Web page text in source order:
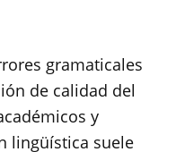
gramaticales
de calidad del
y
lingüística suele